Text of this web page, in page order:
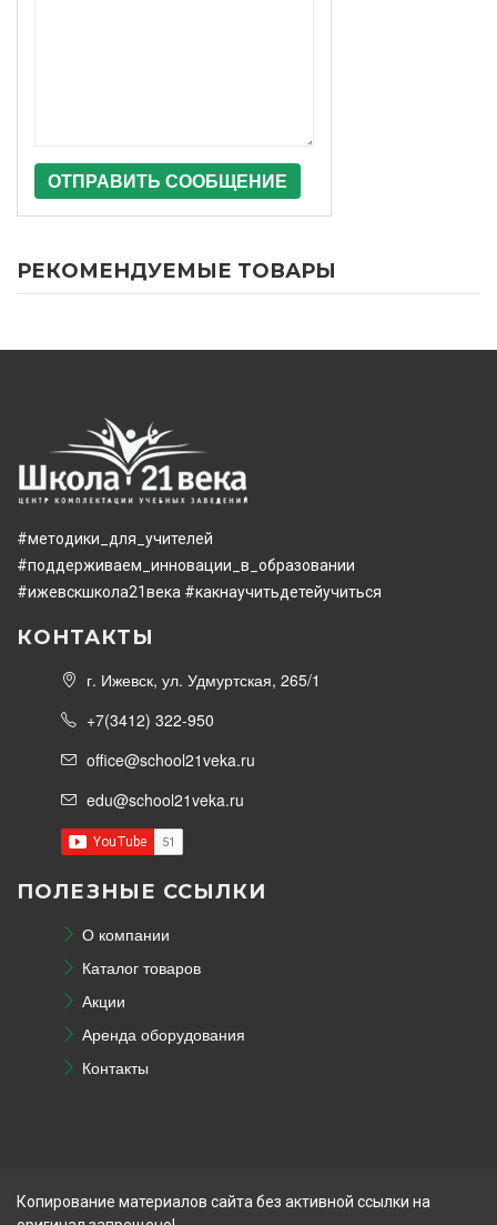
ОТПРАВИТЬ СООБЩЕНИЕ
РЕКОМЕНДУЕМЫЕ ТОВАРЫ
#методики_для_учителей
#поддерживаем_инновации_в_образовании
#ижевскшкола21века #какнаучитьдетейучиться
КОНТАКТЫ
г. Ижевск, ул. Удмуртская, 265/1
+7(3412) 322-950
office@school21veka.ru
edu@school21veka.ru
ПОЛЕЗНЫЕ ССЫЛКИ
О компании
Каталог товаров
Акции
Аренда оборудования
Контакты
Копирование материалов сайта без активной ссылки на